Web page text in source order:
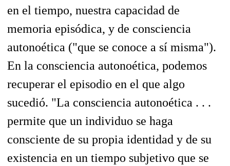
en el tiempo, nuestra capacidad de
memoria episódica, y de consciencia
autonoética ("que se conoce a sí misma").
En la consciencia autonoética, podemos
recuperar el episodio en el que algo
sucedió. "La consciencia autonoética . . .
permite que un individuo se haga
consciente de su propia identidad y de su
existencia en un tiempo subjetivo que se